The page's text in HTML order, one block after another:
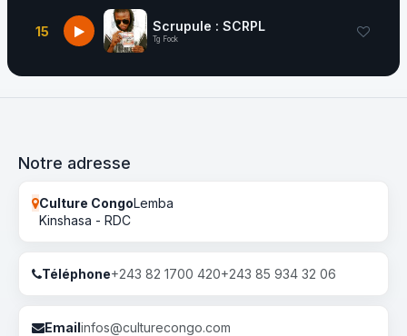
15 Scrupule : SCRPL
Tg Fock
Notre adresse
Culture CongoLemba
Kinshasa - RDC
Téléphone+243 82 1700 420+243 85 934 32 06
Emailinfos@culturecongo.com